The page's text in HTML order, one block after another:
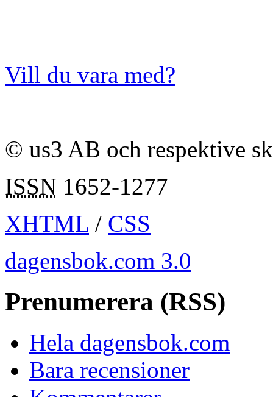
Vill du vara med?
© us3 AB och respektive
ISSN 1652-1277
XHTML / CSS
dagensbok.com 3.0
Prenumerera (RSS)
Hela dagensbok.com
Bara recensioner